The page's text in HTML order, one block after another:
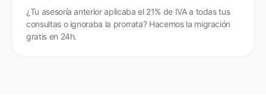
¿Tu asesoría anterior aplicaba el 21% de IVA a todas tus
consultas o ignoraba la prorrata? Hacemos la migración
gratis en 24h.